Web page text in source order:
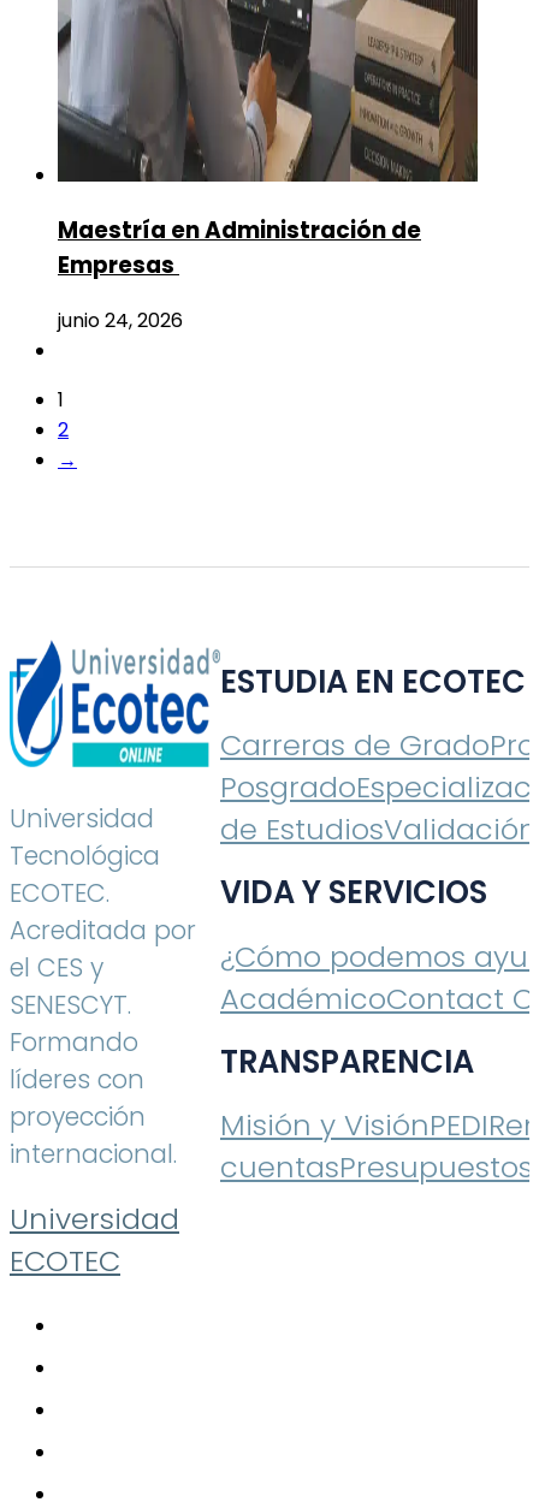
Maestría en Administración de
Empresas
junio 24, 2026
1
2
→
Universidad
Tecnológica
ECOTEC.
Acreditada por
el CES y
SENESCYT.
Formando
líderes con
proyección
internacional.
Universidad
ECOTEC
ESTUDIA EN ECOTEC
Carreras de Grado
Posgrado
de Estudios
VIDA Y SERVICIOS
¿Cómo podemos
AcadémicoContact
TRANSPARENCIA
Misión y VisiónPEDI
cuentasPresupuestos